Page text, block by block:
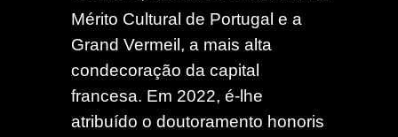
Mérito Cultural de Portugal e a
Grand Vermeil, a mais alta
condecoração da capital
francesa. Em 2022, é-lhe
atribuído o doutoramento honoris